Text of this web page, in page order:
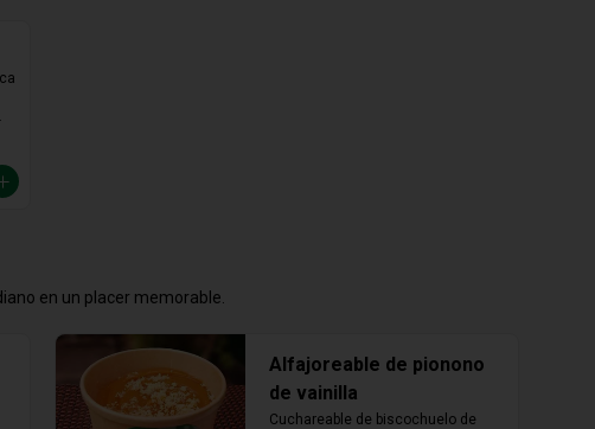
a
en un placer memorable.
Alfajoreable de pionono
de vainilla
Cuchareable de biscochuelo de